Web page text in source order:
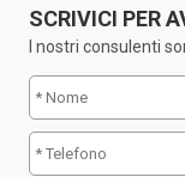
SCRIVICI PER
I nostri consulenti